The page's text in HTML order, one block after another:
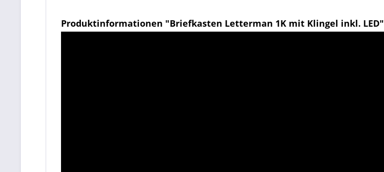
Produktinformationen "Briefkasten Letterman 1K mit Klingel inkl. LED"